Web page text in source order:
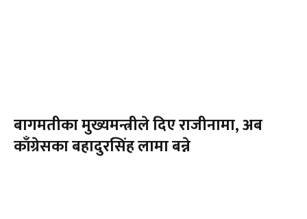
बागमतीका मुख्यमन्त्रीले दिए राजीनामा, अब
काँग्रेसका बहादुरसिंह लामा बन्ने